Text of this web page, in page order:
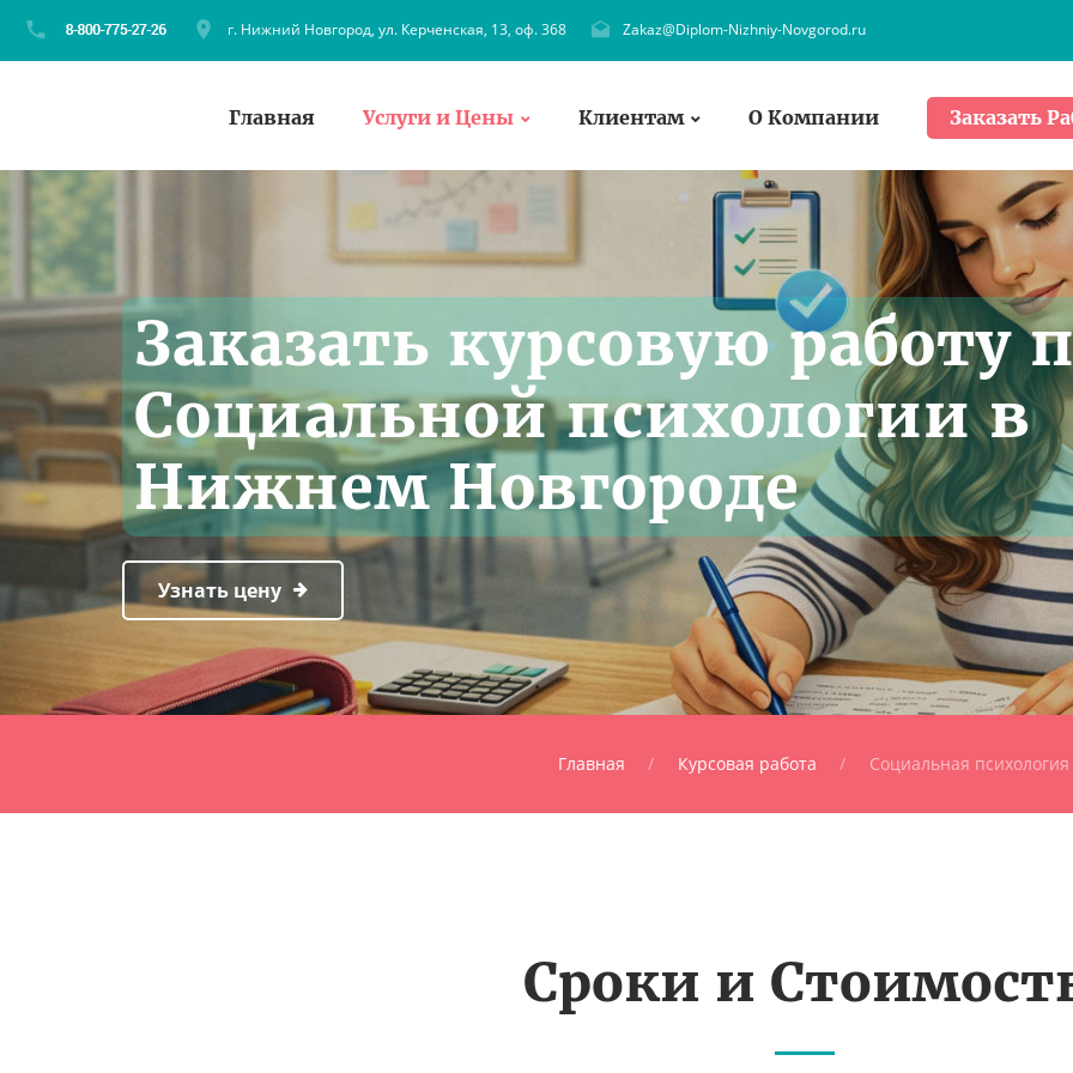
г. Нижний Новгород, ул. Керченская, 13, оф. 368 Zakaz@Diplom-Nizhniy-Novgorod.ru
Главная Услуги и Цены Клиентам О Компании Заказать
Заказать курсовую работу
Социальной психологии в
Нижнем Новгороде
Узнать цену
Главная Курсовая работа Социальная психология
Сроки и